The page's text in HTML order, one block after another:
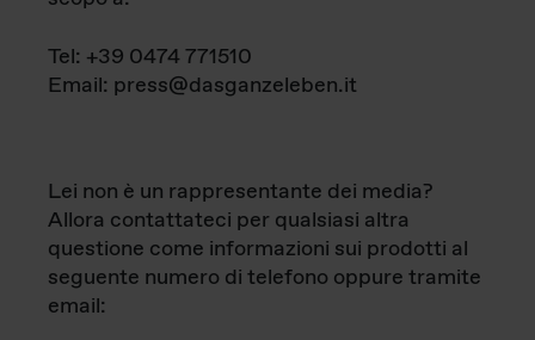
Tel: +39 0474 771510
Email: press@dasganzeleben.it
Lei non è un rappresentante dei media?
Allora contattateci per qualsiasi altra
questione come informazioni sui prodotti al
seguente numero di telefono oppure tramite
email: